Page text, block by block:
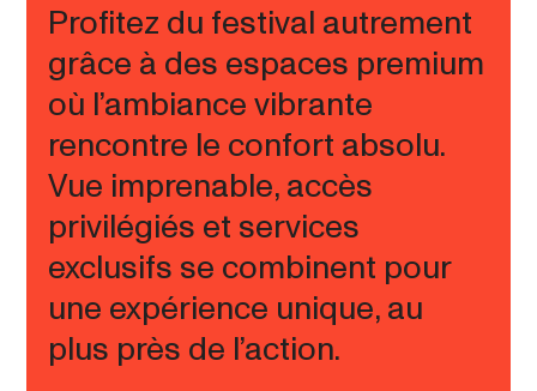
Profitez du festival autrement
grâce à des espaces premium
où l’ambiance vibrante
rencontre le confort absolu.
Vue imprenable, accès
privilégiés et services
exclusifs se combinent pour
une expérience unique, au
plus près de l’action.